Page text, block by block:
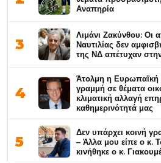
Αναπηρία
3
Λιμάνι Ζακύνθου: Οι
Ναυτιλίας δεν
της ΝΔ απέτυχαν
4
Άτολμη η Ευρωπαϊκή
γραμμή σε θέματα
κλιματική αλλαγή
καθημερινότητά μας
5
Δεν υπάρχει κοινή
– Άλλα μου είπε ο κ.
κινήθηκε ο κ.